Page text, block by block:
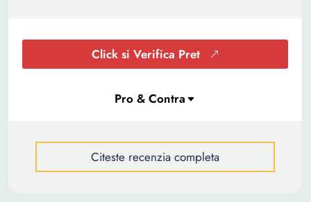
Click si Verifica Pret
Citeste recenzia completa